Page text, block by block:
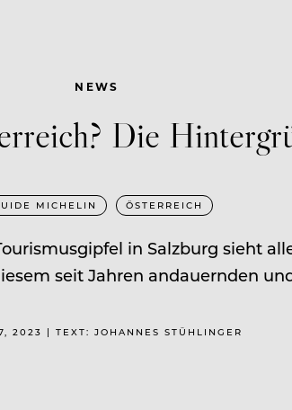
NEWS
Die
MICHELIN ÖSTERREICH
in Salzburg sieht
seit Jahren andauernden
2023 | TEXT: JOHANNES STÜHLINGER